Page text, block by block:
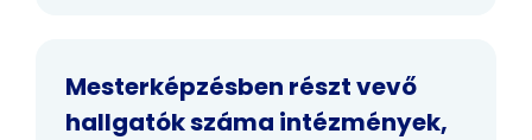
Mesterképzésben részt vevő
hallgatók száma intézmények,